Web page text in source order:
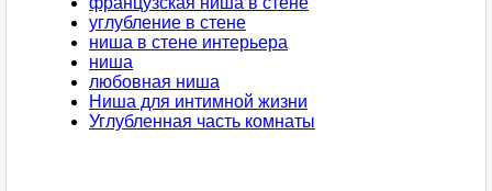
углубление в стене
ниша в стене интерьера
ниша
любовная ниша
Ниша для интимной жизни
Углубленная часть комнаты